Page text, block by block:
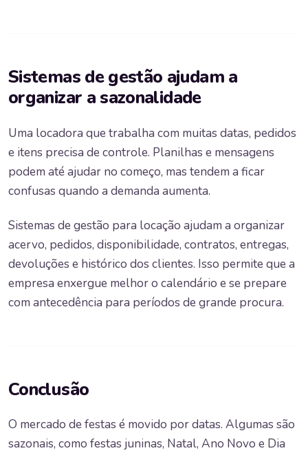
Sistemas de gestão ajudam a
organizar a sazonalidade
Uma locadora que trabalha com muitas datas, pedidos
e itens precisa de controle. Planilhas e mensagens
podem até ajudar no começo, mas tendem a ficar
confusas quando a demanda aumenta.
Sistemas de gestão para locação ajudam a organizar
acervo, pedidos, disponibilidade, contratos, entregas,
devoluções e histórico dos clientes. Isso permite que a
empresa enxergue melhor o calendário e se prepare
com antecedência para períodos de grande procura.
Conclusão
O mercado de festas é movido por datas. Algumas são
sazonais, como festas juninas, Natal, Ano Novo e Dia